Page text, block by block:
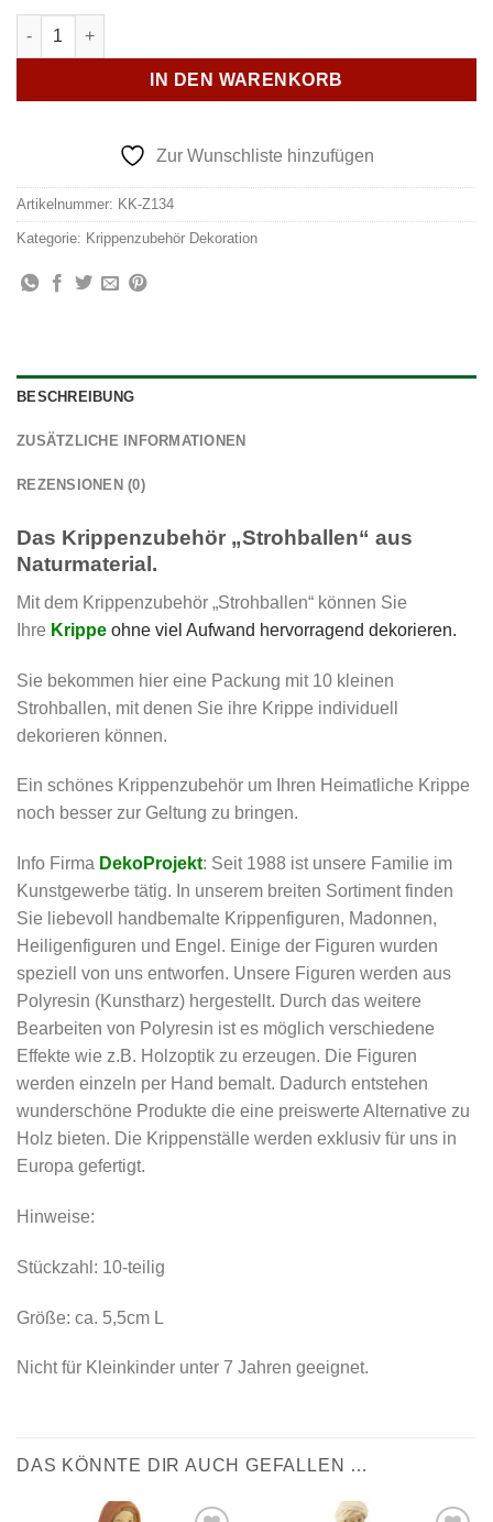
Krippenzubehör "Strohballen" Menge
IN DEN WARENKORB
Zur Wunschliste hinzufügen
Artikelnummer: KK-Z134
Kategorie: Krippenzubehör Dekoration
BESCHREIBUNG
ZUSÄTZLICHE INFORMATIONEN
REZENSIONEN (0)
Das Krippenzubehör „Strohballen“ aus
Naturmaterial.
Mit dem Krippenzubehör „Strohballen“ können Sie
Ihre Krippe ohne viel Aufwand hervorragend dekorieren.
Sie bekommen hier eine Packung mit 10 kleinen
Strohballen, mit denen Sie ihre Krippe individuell
dekorieren können.
Ein schönes Krippenzubehör um Ihren Heimatliche Krippe
noch besser zur Geltung zu bringen.
Info Firma DekoProjekt: Seit 1988 ist unsere Familie im
Kunstgewerbe tätig. In unserem breiten Sortiment finden
Sie liebevoll handbemalte Krippenfiguren, Madonnen,
Heiligenfiguren und Engel. Einige der Figuren wurden
speziell von uns entworfen. Unsere Figuren werden aus
Polyresin (Kunstharz) hergestellt. Durch das weitere
Bearbeiten von Polyresin ist es möglich verschiedene
Effekte wie z.B. Holzoptik zu erzeugen. Die Figuren
werden einzeln per Hand bemalt. Dadurch entstehen
wunderschöne Produkte die eine preiswerte Alternative zu
Holz bieten. Die Krippenställe werden exklusiv für uns in
Europa gefertigt.
Hinweise:
Stückzahl: 10-teilig
Größe: ca. 5,5cm L
Nicht für Kleinkinder unter 7 Jahren geeignet.
DAS KÖNNTE DIR AUCH GEFALLEN …